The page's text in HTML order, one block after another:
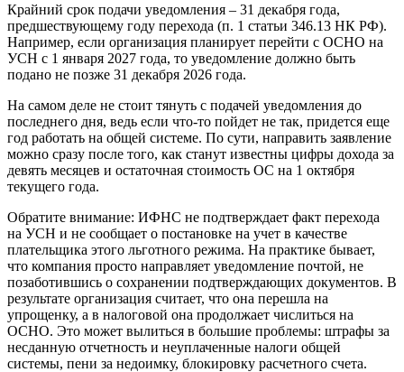
Крайний срок подачи уведомления – 31 декабря года,
предшествующему году перехода (п. 1 статьи 346.13 НК РФ).
Например, если организация планирует перейти с ОСНО на
УСН с 1 января 2027 года, то уведомление должно быть
подано не позже 31 декабря 2026 года.
На самом деле не стоит тянуть с подачей уведомления до
последнего дня, ведь если что-то пойдет не так, придется еще
год работать на общей системе. По сути, направить заявление
можно сразу после того, как станут известны цифры дохода за
девять месяцев и остаточная стоимость ОС на 1 октября
текущего года.
Обратите внимание: ИФНС не подтверждает факт перехода
на УСН и не сообщает о постановке на учет в качестве
плательщика этого льготного режима. На практике бывает,
что компания просто направляет уведомление почтой, не
позаботившись о сохранении подтверждающих документов. В
результате организация считает, что она перешла на
упрощенку, а в налоговой она продолжает числиться на
ОСНО. Это может вылиться в большие проблемы: штрафы за
несданную отчетность и неуплаченные налоги общей
системы, пени за недоимку, блокировку расчетного счета.